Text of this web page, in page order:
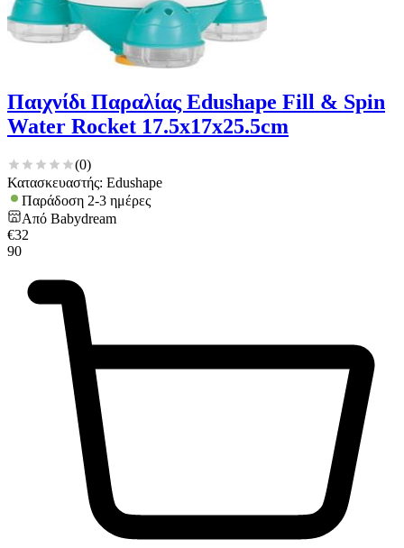
Παιχνίδι Παραλίας Edushape Fill & Spin
Water Rocket 17.5x17x25.5cm
(0)
Κατασκευαστής: Edushape
Παράδοση 2-3 ημέρες
Από Babydream
€32
90